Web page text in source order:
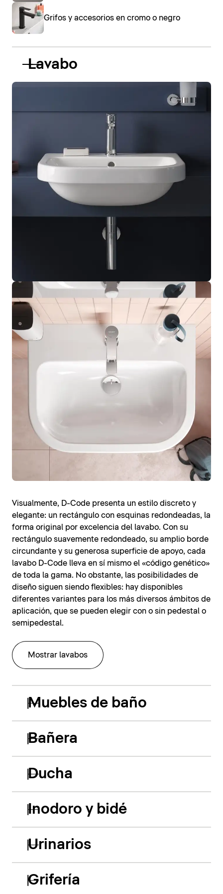
Grifos y accesorios en cromo o negro
Lavabo
Visualmente, D-Code presenta un estilo discreto y
elegante: un rectángulo con esquinas redondeadas, la
forma original por excelencia del lavabo. Con su
rectángulo suavemente redondeado, su amplio borde
circundante y su generosa superficie de apoyo, cada
lavabo D-Code lleva en sí mismo el «código genético»
de toda la gama. No obstante, las posibilidades de
diseño siguen siendo flexibles: hay disponibles
diferentes variantes para los más diversos ámbitos de
aplicación, que se pueden elegir con o sin pedestal o
semipedestal.
Mostrar lavabos
Muebles de baño
Bañera
Ducha
Inodoro y bidé
Urinarios
Grifería